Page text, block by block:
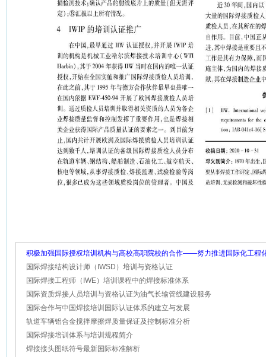
积极加强国际授权培训机构与高校高职院校的合作——努力推进国际化工程
才的培养
国际焊接结构设计师（IWSD）培训与资格认证
国际焊接工程师（IWE）培训课程中的焊接标准体系
国际资质焊接人员培训与资格认证为油气长输管线建设服务
国际合作与中国焊接培训国际认证体系的建立与发展
轨道车辆铝合金搅拌摩擦焊质量保证及控制标准分析
国际焊接培训体系与培训规程简介
焊接接头图纸符号最新国际标准解析